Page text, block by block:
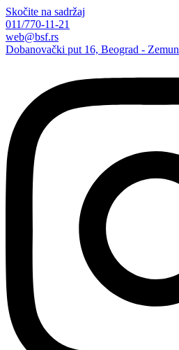
Skočite na sadržaj
011/770-11-21
web@bsf.rs
Dobanovački put 16, Beograd - Zemun